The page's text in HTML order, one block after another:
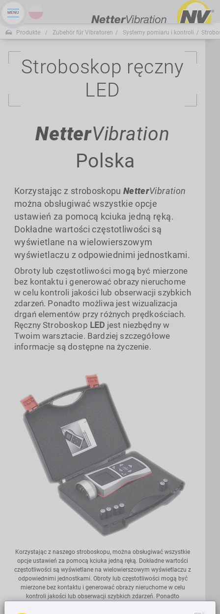
Produkte Zubehör für Vibratoren Systemy pomiaru i kontroli
Stroboskop ręczny
LED
NetterVibration
Polska
Korzystając z stroboskopuNetterVibration
można obsługiwać wszystkie opcje
ustawień za pomocą kciuka jedną ręką.
Dokładne wartości częstotliwości są
wyświetlane na wielowierszowym
wyświetlaczu z odpowiednimi jednostkami.
Obroty lub częstotliwości mogą być mierzone
bez kontaktu i generować obrazy nieruchome
w celu kontroli jakości lub obserwacji szybkich
zdarzeń. Ponadto możliwa jest wizualizacja
drgań elementów przy różnych prędkościach.
Ręczny Stroboskop LED jest niezbędny w
Twoim warsztacie. Bardziej szczegółowe
informacje są dostępne na życzenie.
Korzystając z naszego stroboskopu, można obsługiwać wszystkie
opcje ustawień za pomocą kciuka jedną ręką. Dokładne wartości
częstotliwości są wyświetlane na wielowierszowym wyświetlaczu z
odpowiednimi jednostkami. Obroty lub częstotliwości mogą być
mierzone bez kontaktu i generować obrazy nieruchome w celu
kontroli jakości lub obserwacji szybkich zdarzeń. Ponadto